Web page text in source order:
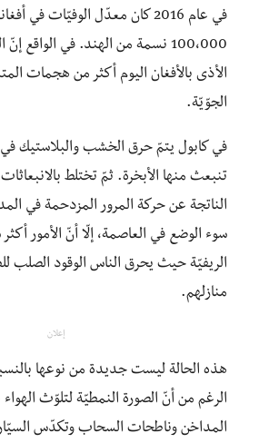
في عام 2016 كان معدّل الوفيّات
100،000 نسمة من الهند. في الواقع
الأذى بالأفغان اليوم أكثر من هجمات
الجوّيّة.
في كابول يتمّ حرق الخشب والبلاستيك في
تنبعث منها الأبخرة. ثمّ تختلط
الناتجة عن حركة المرور المزدحمة في
سوء الوضع في العاصمة، إلّا أنّ الأمور
الريفيّة حيث يحرق الناس الوقود الصلب
منازلهم.
إعلان
هذه الحالة ليست جديدة من نوعها
الرغم من أنّ الصورة النمطيّة لتلوّث
المداخن وناطحات السحاب وتكدّس